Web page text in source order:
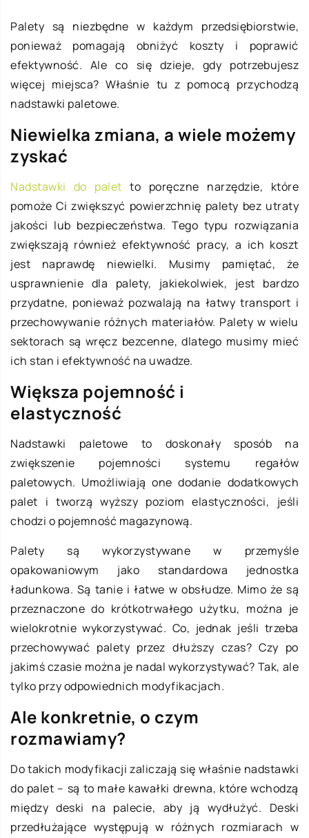
Palety są niezbędne w każdym przedsiębiorstwie,
ponieważ pomagają obniżyć koszty i poprawić
efektywność. Ale co się dzieje, gdy potrzebujesz
więcej miejsca? Właśnie tu z pomocą przychodzą
nadstawki paletowe.
Niewielka zmiana, a wiele możemy
zyskać
Nadstawki do palet to poręczne narzędzie, które
pomoże Ci zwiększyć powierzchnię palety bez utraty
jakości lub bezpieczeństwa. Tego typu rozwiązania
zwiększają również efektywność pracy, a ich koszt
jest naprawdę niewielki. Musimy pamiętać, że
usprawnienie dla palety, jakiekolwiek, jest bardzo
przydatne, ponieważ pozwalają na łatwy transport i
przechowywanie różnych materiałów. Palety w wielu
sektorach są wręcz bezcenne, dlatego musimy mieć
ich stan i efektywność na uwadze.
Większa pojemność i
elastyczność
Nadstawki paletowe to doskonały sposób na
zwiększenie pojemności systemu regałów
paletowych. Umożliwiają one dodanie dodatkowych
palet i tworzą wyższy poziom elastyczności, jeśli
chodzi o pojemność magazynową.
Palety są wykorzystywane w przemyśle
opakowaniowym jako standardowa jednostka
ładunkowa. Są tanie i łatwe w obsłudze. Mimo że są
przeznaczone do krótkotrwałego użytku, można je
wielokrotnie wykorzystywać. Co, jednak jeśli trzeba
przechowywać palety przez dłuższy czas? Czy po
jakimś czasie można je nadal wykorzystywać? Tak, ale
tylko przy odpowiednich modyfikacjach.
Ale konkretnie, o czym
rozmawiamy?
Do takich modyfikacji zaliczają się właśnie nadstawki
do palet – są to małe kawałki drewna, które wchodzą
między deski na palecie, aby ją wydłużyć. Deski
przedłużające występują w różnych rozmiarach w